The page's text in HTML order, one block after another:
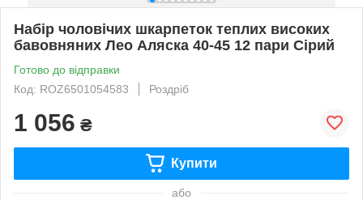
Набір чоловічих шкарпеток теплих високих
бавовняних Лео Аляска 40-45 12 пари Сірий
Готово до відправки
Код: ROZ6501054583
Роздріб
1 056 ₴
Купити
або